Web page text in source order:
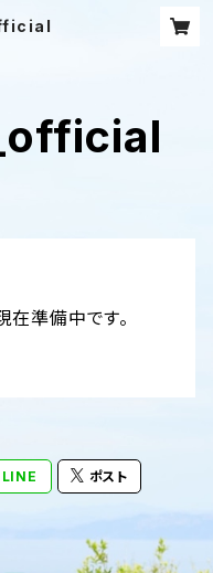
準備中です。
LINE ポスト